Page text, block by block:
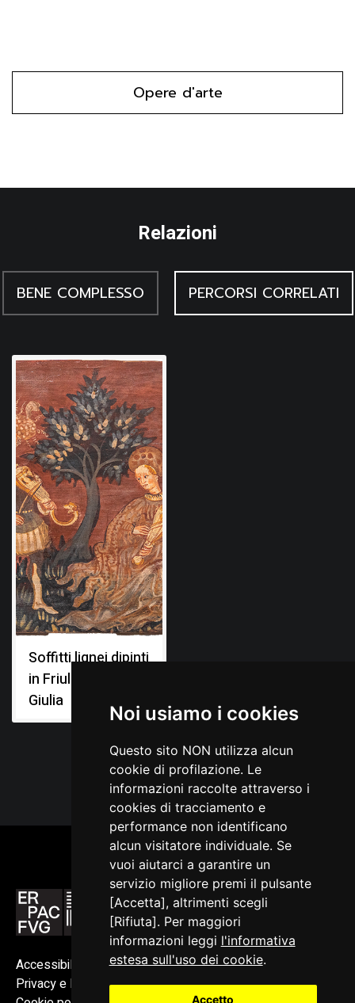
Noi usiamo i cookies
Questo sito NON utilizza alcun
cookie di profilazione. Le
informazioni raccolte attraverso i
cookies di tracciamento e
performance non identificano
alcun visitatore individuale. Se
vuoi aiutarci a garantire un
servizio migliore premi il pulsante
[Accetta], altrimenti scegli
[Rifiuta]. Per maggiori
informazioni leggi l'informativa
estesa sull'uso dei cookie.
Accetto
Opere d'arte
Relazioni
BENE COMPLESSO PERCORSI CORRELATI
Soffitti lignei dipinti
in Friuli Venezia
Giulia
Accessibilità
Privacy e Note legali